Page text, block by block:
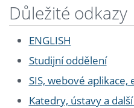
Důležité odkazy
ENGLISH
Studijní oddělení
SIS, webové aplikace,
Katedry, ústavy a